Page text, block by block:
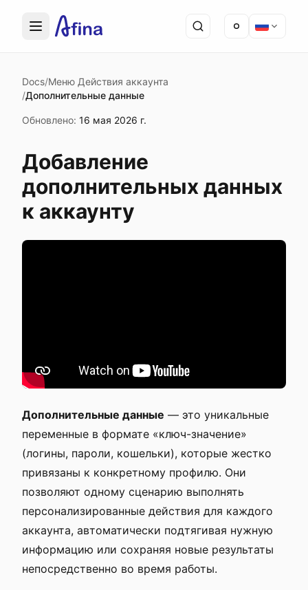
Docs/Меню Действия аккаунта
/Дополнительные данные
Обновлено: 16 мая 2026 г.
Добавление
дополнительных данных
к аккаунту
Дополнительные данные — это уникальные
переменные в формате «ключ-значение»
(логины, пароли, кошельки), которые жестко
привязаны к конкретному профилю. Они
позволяют одному сценарию выполнять
персонализированные действия для каждого
аккаунта, автоматически подтягивая нужную
информацию или сохраняя новые результаты
непосредственно во время работы.